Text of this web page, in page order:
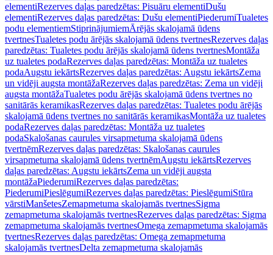
elementiRezerves daļas paredzētas: Pisuāru elementiDušu
elementiRezerves daļas paredzētas: Dušu elementiPiederumiTualetes
podu elementiemStiprinājumiemĀrējās skalojamā ūdens
tvertnesTualetes podu ārējās skalojamā ūdens tvertnesRezerves daļas
paredzētas: Tualetes podu ārējās skalojamā ūdens tvertnesMontāža
uz tualetes podaRezerves daļas paredzētas: Montāža uz tualetes
podaAugstu iekārtsRezerves daļas paredzētas: Augstu iekārtsZema
un vidēji augsta montāžaRezerves daļas paredzētas: Zema un vidēji
augsta montāžaTualetes podu ārējās skalojamā ūdens tvertnes no
sanitārās keramikasRezerves daļas paredzētas: Tualetes podu ārējās
skalojamā ūdens tvertnes no sanitārās keramikasMontāža uz tualetes
podaRezerves daļas paredzētas: Montāža uz tualetes
podaSkalošanas caurules virsapmetuma skalojamā ūdens
tvertnēmRezerves daļas paredzētas: Skalošanas caurules
virsapmetuma skalojamā ūdens tvertnēmAugstu iekārtsRezerves
daļas paredzētas: Augstu iekārtsZema un vidēji augsta
montāžaPiederumiRezerves daļas paredzētas:
PiederumiPieslēgumiRezerves daļas paredzētas: PieslēgumiStūra
vārstiManšetesZemapmetuma skalojamās tvertnesSigma
zemapmetuma skalojamās tvertnesRezerves daļas paredzētas: Sigma
zemapmetuma skalojamās tvertnesOmega zemapmetuma skalojamās
tvertnesRezerves daļas paredzētas: Omega zemapmetuma
skalojamās tvertnesDelta zemapmetuma skalojamās